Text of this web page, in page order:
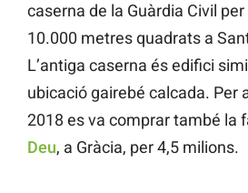
caserna de la Guàrdia Civil
10.000 metres quadrats a
L’antiga caserna és edifici
ubicació gairebé calcada. Per
2018 es va comprar també la
Deu, a Gràcia, per 4,5 milions.